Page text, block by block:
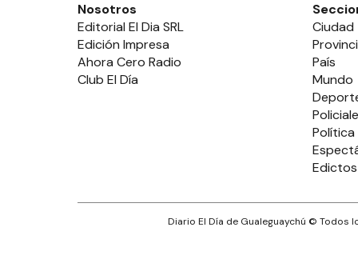
Nosotros
Editorial El Dia SRL
Edición Impresa
Ahora Cero Radio
Club El Día
Ciudad
País
Mundo
Política
Edictos
Diario El Día de Gualeguaychú © Todos